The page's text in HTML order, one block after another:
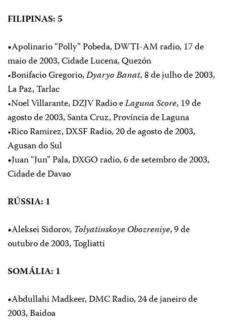
FILIPINAS: 5
•Apolinario “Polly” Pobeda, DWTI-AM radio, 17 de
maio de 2003, Cidade Lucena, Quezón
•Bonifacio Gregorio,Dyaryo Banat, 8 de julho de 2003,
La Paz, Tarlac
•Noel Villarante, DZJV Radio eLaguna Score, 19 de
agosto de 2003, Santa Cruz, Província de Laguna
•Rico Ramirez, DXSF Radio, 20 de agosto de 2003,
Agusan do Sul
•Juan “Jun” Pala, DXGO radio, 6 de setembro de 2003,
Cidade de Davao
RÚSSIA: 1
•Aleksei Sidorov, Tolyatinskoye Obozreniye, 9 de
outubro de 2003, Togliatti
SOMÁLIA: 1
•Abdullahi Madkeer, DMC Radio, 24 de janeiro de
2003, Baidoa